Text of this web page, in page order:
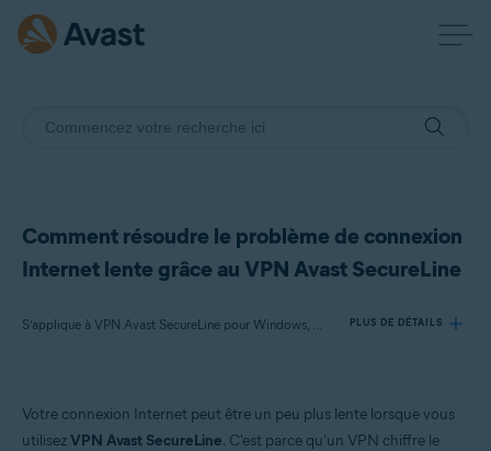
Comment résoudre le problème de connexion
Internet lente grâce au VPN Avast SecureLine
S’applique à VPN Avast SecureLine pour Windows, VPN Avast SecureLine pour Mac, VPN Avast SecureLine pour Android, VPN Avast SecureLine pour iOS PLUS DE DÉTAILS
VPN Avast SecureLine 5.x pour Windows
Votre connexion Internet peut être un peu plus lente lorsque vous
utilisezVPN Avast SecureLine. C'est parce qu'un VPN chiffre le